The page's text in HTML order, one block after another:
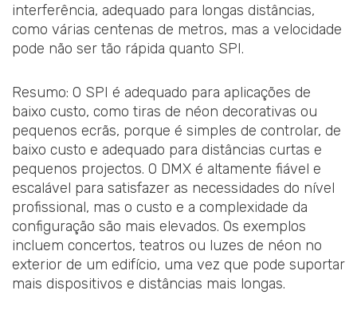
interferência, adequado para longas distâncias,
como várias centenas de metros, mas a velocidade
pode não ser tão rápida quanto SPI.
Resumo: O SPI é adequado para aplicações de
baixo custo, como tiras de néon decorativas ou
pequenos ecrãs, porque é simples de controlar, de
baixo custo e adequado para distâncias curtas e
pequenos projectos. O DMX é altamente fiável e
escalável para satisfazer as necessidades do nível
profissional, mas o custo e a complexidade da
configuração são mais elevados. Os exemplos
incluem concertos, teatros ou luzes de néon no
exterior de um edifício, uma vez que pode suportar
mais dispositivos e distâncias mais longas.